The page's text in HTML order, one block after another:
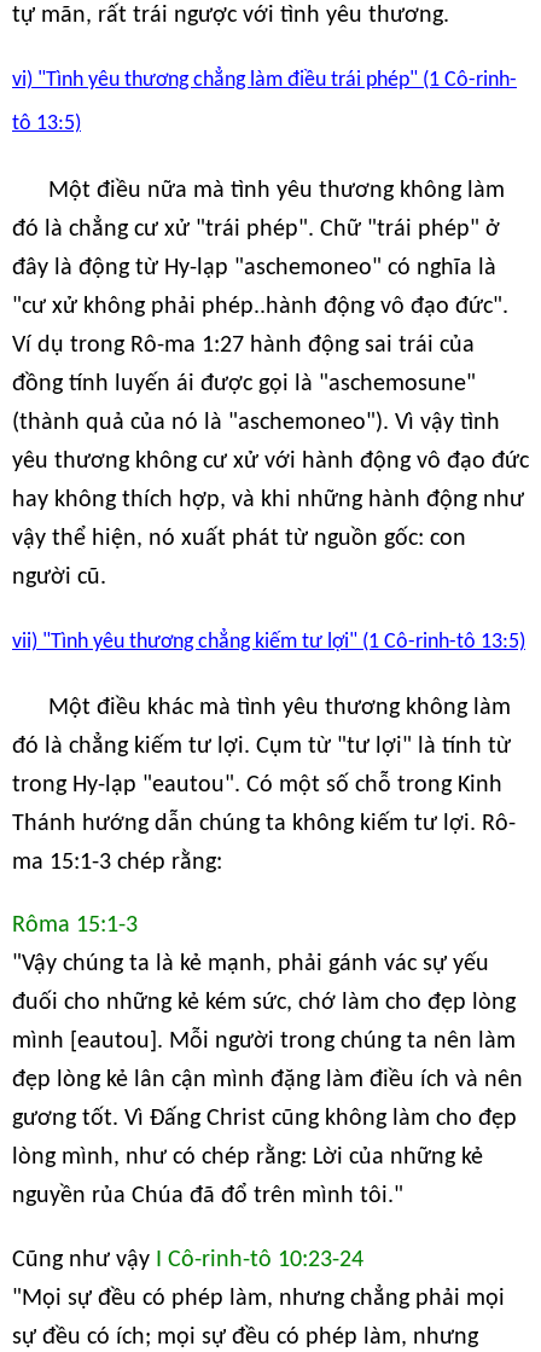
tự mãn, rất trái ngược với tình yêu thương.
vi) "Tình yêu thương chẳng làm điều trái phép" (1 Cô-rinh-
tô 13:5)
Một điều nữa mà tình yêu thương không làm
đó là chẳng cư xử "trái phép". Chữ "trái phép" ở
đây là động từ Hy-lạp "aschemoneo" có nghĩa là
"cư xử không phải phép..hành động vô đạo đức".
Ví dụ trong Rô-ma 1:27 hành động sai trái của
đồng tính luyến ái được gọi là "aschemosune"
(thành quả của nó là "aschemoneo"). Vì vậy tình
yêu thương không cư xử với hành động vô đạo đức
hay không thích hợp, và khi những hành động như
vậy thể hiện, nó xuất phát từ nguồn gốc: con
người cũ.
vii) "Tình yêu thương chẳng kiếm tư lợi" (1 Cô-rinh-tô 13:5)
Một điều khác mà tình yêu thương không làm
đó là chẳng kiếm tư lợi. Cụm từ "tư lợi" là tính từ
trong Hy-lạp "eautou". Có một số chỗ trong Kinh
Thánh hướng dẫn chúng ta không kiếm tư lợi. Rô-
ma 15:1-3 chép rằng:
Rôma 15:1-3
"Vậy chúng ta là kẻ mạnh, phải gánh vác sự yếu
đuối cho những kẻ kém sức, chớ làm cho đẹp lòng
mình [eautou]. Mỗi người trong chúng ta nên làm
đẹp lòng kẻ lân cận mình đặng làm điều ích và nên
gương tốt. Vì Đấng Christ cũng không làm cho đẹp
lòng mình, như có chép rằng: Lời của những kẻ
nguyền rủa Chúa đã đổ trên mình tôi."
Cũng như vậy I Cô-rinh-tô 10:23-24
"Mọi sự đều có phép làm, nhưng chẳng phải mọi
sự đều có ích; mọi sự đều có phép làm, nhưng